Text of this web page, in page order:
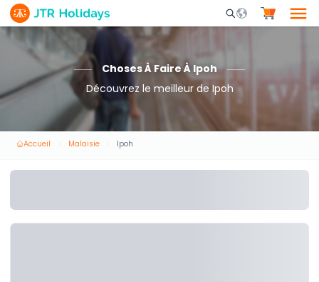
Mobile Search
Choses À Faire À Ipoh
Découvrez le meilleur de Ipoh
Accueil Malaisie Ipoh